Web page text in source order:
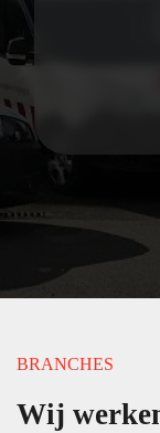
BRANCHES
Wij